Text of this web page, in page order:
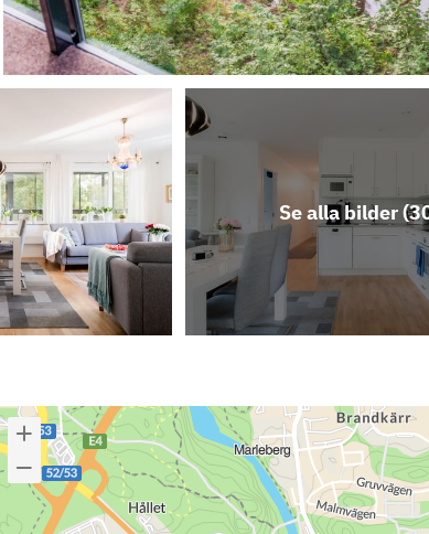
Se alla bilder (